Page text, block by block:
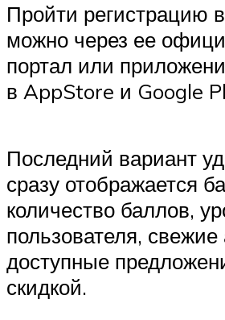
Пройти регистрацию
можно через ее
портал или
в AppStore и Google
Последний вариант
сразу отображается
количество баллов,
пользователя, свежие
доступные
скидкой.